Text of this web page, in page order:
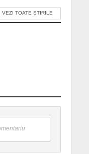
VEZI TOATE ȘTIRILE